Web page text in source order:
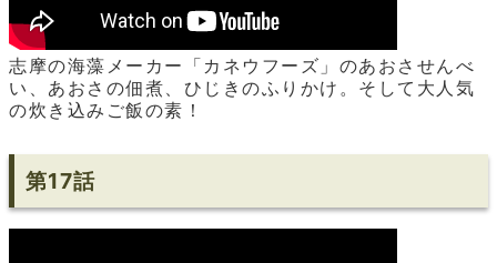
志摩の海藻メーカー「カネウフーズ」のあおさせんべ
い、あおさの佃煮、ひじきのふりかけ。そして大人気
の炊き込みご飯の素！
第17話